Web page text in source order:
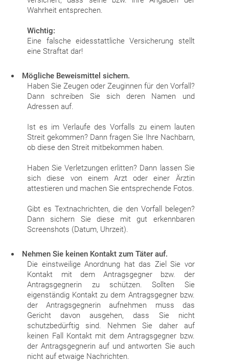
Wahrheit entsprechen.
Wichtig:
Eine falsche eidesstattliche Versicherung stellt
eine Straftat dar!
Mögliche Beweismittel sichern.
Haben Sie Zeugen oder Zeuginnen für den Vorfall?
Dann schreiben Sie sich deren Namen und
Adressen auf.
Ist es im Verlaufe des Vorfalls zu einem lauten
Streit gekommen? Dann fragen Sie Ihre Nachbarn,
ob diese den Streit mitbekommen haben.
Haben Sie Verletzungen erlitten? Dann lassen Sie
sich diese von einem Arzt oder einer Ärztin
attestieren und machen Sie entsprechende Fotos.
Gibt es Textnachrichten, die den Vorfall belegen?
Dann sichern Sie diese mit gut erkennbaren
Screenshots (Datum, Uhrzeit).
Nehmen Sie keinen Kontakt zum Täter auf.
Die einstweilige Anordnung hat das Ziel Sie vor
Kontakt mit dem Antragsgegner bzw. der
Antragsgegnerin zu schützen. Sollten Sie
eigenständig Kontakt zu dem Antragsgegner bzw.
der Antragsgegnerin aufnehmen muss das
Gericht davon ausgehen, dass Sie nicht
schutzbedürftig sind. Nehmen Sie daher auf
keinen Fall Kontakt mit dem Antragsgegner bzw.
der Antragsgegnerin auf und antworten Sie auch
nicht auf etwaige Nachrichten.